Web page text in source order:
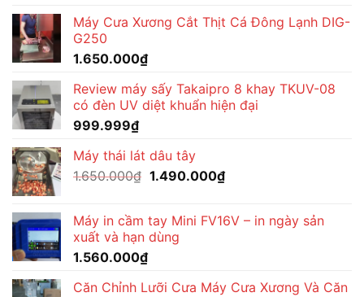
Máy Cưa Xương Cắt Thịt Cá Đông Lạnh DIG-
G250
1.650.000₫
Review máy sấy Takaipro 8 khay TKUV-08
có đèn UV diệt khuẩn hiện đại
999.999₫
Máy thái lát dâu tây
1.650.000₫ Giá
1.650.000₫.
1.490.000₫Giá
là:
Máy in cầm tay Mini FV16V – in ngày sản
xuất và hạn dùng
1.560.000₫
Căn Chỉnh Lưỡi Cưa Máy Cưa Xương Và Căn